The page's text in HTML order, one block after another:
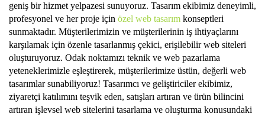
geniş bir hizmet yelpazesi sunuyoruz. Tasarım ekibimiz deneyimli,
profesyonel ve her proje için özel web tasarım konseptleri
sunmaktadır. Müşterilerimizin ve müşterilerinin iş ihtiyaçlarını
karşılamak için özenle tasarlanmış çekici, erişilebilir web siteleri
oluşturuyoruz. Odak noktamızı teknik ve web pazarlama
yeteneklerimizle eşleştirerek, müşterilerimize üstün, değerli web
tasarımlar sunabiliyoruz! Tasarımcı ve geliştiriciler ekibimiz,
ziyaretçi katılımını teşvik eden, satışları artıran ve ürün bilincini
artıran işlevsel web sitelerini tasarlama ve oluşturma konusundaki